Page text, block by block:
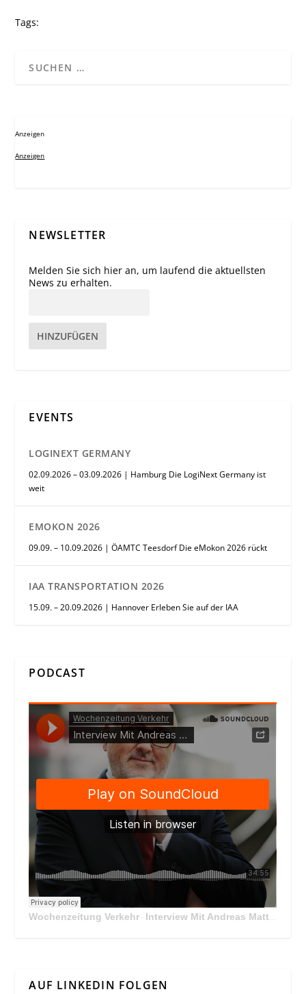
Tags:
Anzeigen
Anzeigen
NEWSLETTER
Melden Sie sich hier an, um laufend die aktuellsten
News zu erhalten.
HINZUFÜGEN
EVENTS
LOGINEXT GERMANY
02.09.2026 – 03.09.2026 | Hamburg Die LogiNext Germany ist
weit
EMOKON 2026
09.09. – 10.09.2026 | ÖAMTC Teesdorf Die eMokon 2026 rückt
IAA TRANSPORTATION 2026
15.09. – 20.09.2026 | Hannover Erleben Sie auf der IAA
PODCAST
Wochenzeitung Verkehr · Interview Mit Andreas Matthä, CEO der ÖBB Holding
AUF LINKEDIN FOLGEN